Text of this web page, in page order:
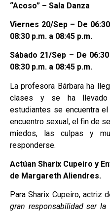
“Acoso” – Sala Danza
Viernes 20/Sep – De
08:30 p.m. a 08:45 p.m.
Sábado 21/Sep – De
08:30 p.m. a 08:45 p.m.
La profesora Bárbara ha
clases y se ha llevado
estudiantes se encuentra
encuentro sexual, el fin de
miedos, las culpas y
responderse.
Actúan Sharix Cupeiro y
de Margareth Aliendres.
Para Sharix Cupeiro, actriz
gran responsabilidad ser